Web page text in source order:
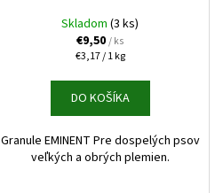
Skladom(3 ks)
€9,50/ ks
Jednotková
€3,17 / 1 kg
DO KOŠÍKA
Granule EMINENT Pre dospelých psov
veľkých a obrých plemien.